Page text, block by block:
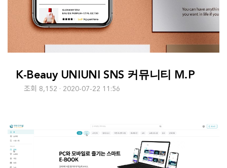
K-Beauy UNIUNI SNS 커뮤니티 M.P
조회 8,152 2020-07-22 11:56